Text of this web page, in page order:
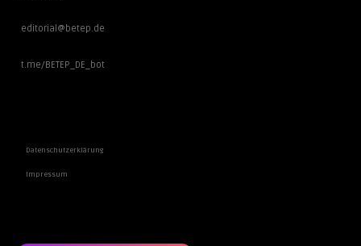
editorial@betep.de
t.me/BETEP_DE_bot
Datenschutzerklärung
Impressum